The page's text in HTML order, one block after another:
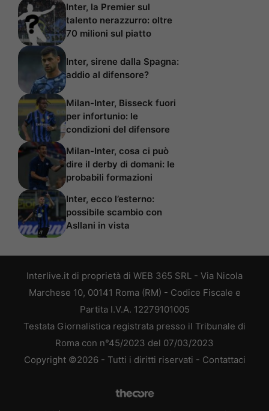
Inter, la Premier sul
talento nerazzurro: oltre
70 milioni sul piatto
Inter, sirene dalla Spagna:
addio al difensore?
Milan-Inter, Bisseck fuori
per infortunio: le
condizioni del difensore
Milan-Inter, cosa ci può
dire il derby di domani: le
probabili formazioni
Inter, ecco l’esterno:
possibile scambio con
Asllani in vista
Interlive.it di proprietà di WEB 365 SRL - Via Nicola
Marchese 10, 00141 Roma (RM) - Codice Fiscale e
Partita I.V.A. 12279101005
Testata Giornalistica registrata presso il Tribunale di
Roma con n°45/2023 del 07/03/2023
Copyright ©2026 - Tutti i diritti riservati - Contattaci